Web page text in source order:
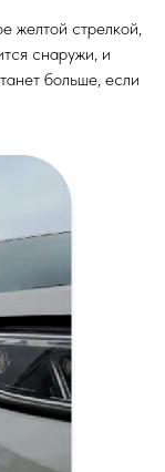
желтой стрелкой,
снаружи, и
больше, если